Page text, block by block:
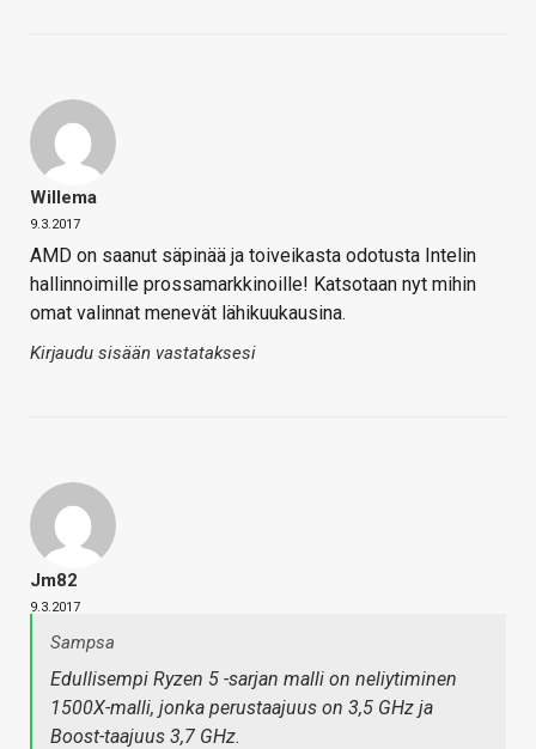
Willema
9.3.2017
AMD on saanut säpinää ja toiveikasta odotusta Intelin
hallinnoimille prossamarkkinoille! Katsotaan nyt mihin
omat valinnat menevät lähikuukausina.
Kirjaudu sisään vastataksesi
Jm82
9.3.2017
Sampsa
Edullisempi Ryzen 5 -sarjan malli on neliytiminen
1500X-malli, jonka perustaajuus on 3,5 GHz ja
Boost-taajuus 3,7 GHz.